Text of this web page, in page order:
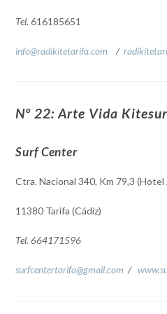
Tel.616185651
info@radikitetarifa.com /
Nº 22: Arte Vida
Surf Center
Ctra. Nacional 340, Km 79,3
11380 Tarifa (Cádiz)
Tel. 664171596
surfcentertarifa@gmail.com /